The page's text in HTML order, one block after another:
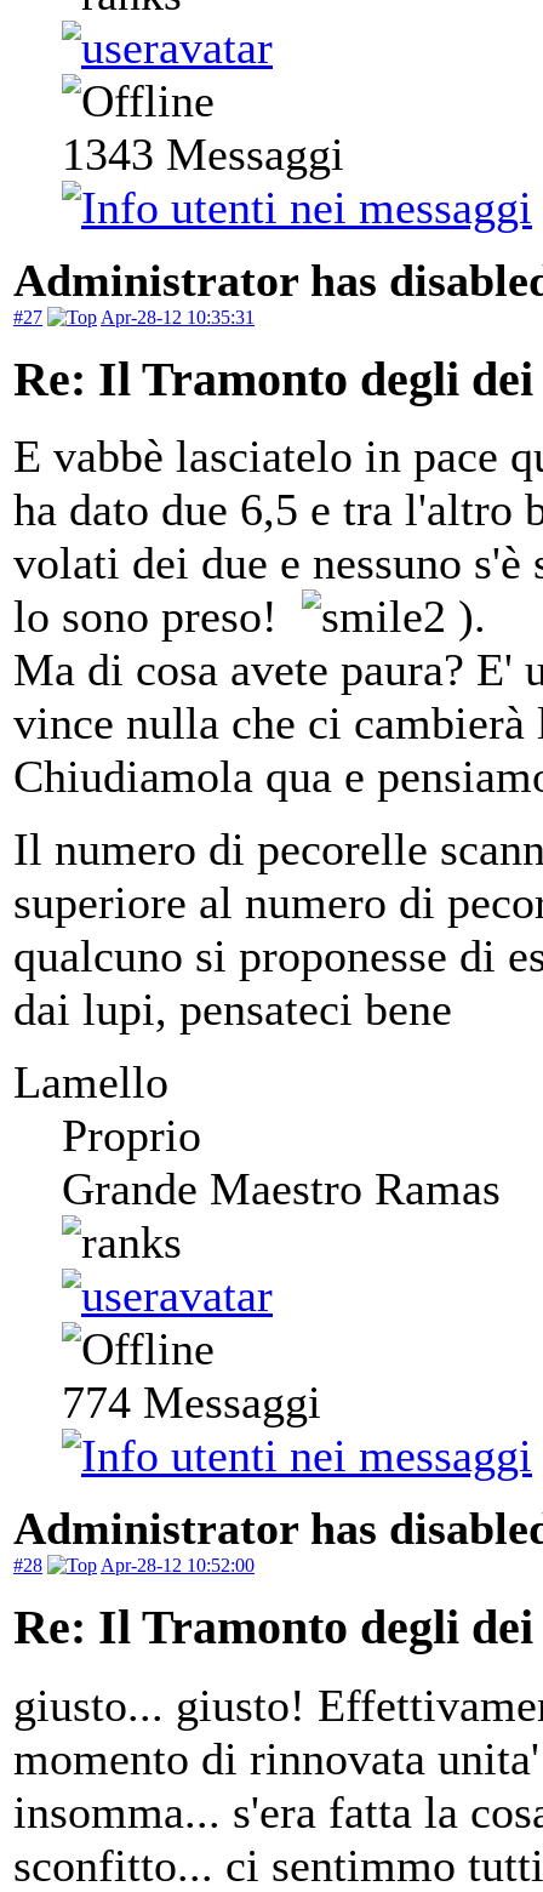
1343 Messaggi
Administrator has
#27 Apr-28-12 10:35:31
Re: Il Tramonto degli dei
E vabbè lasciatelo in pace
ha dato due 6,5 e tra l'altro
volati dei due e nessuno
lo sono preso!
).
Ma di cosa avete paura?
vince nulla che ci cambierà
Chiudiamola qua e
Il numero di pecorelle
superiore al numero di
qualcuno si proponesse di
dai lupi, pensateci bene
Lamello
Proprio
Grande Maestro Ramas
774 Messaggi
Administrator has
#28 Apr-28-12 10:52:00
Re: Il Tramonto degli dei
giusto... giusto!
momento di rinnovata
insomma... s'era fatta la
sconfitto... ci sentimmo